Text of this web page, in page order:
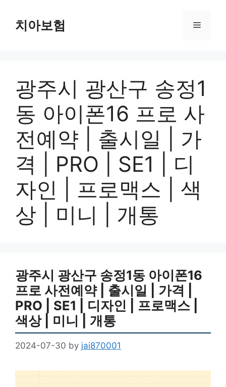
content치아보험 Menu
광주시 광산구 송정1
동 아이폰16 프로 사
전예약 | 출시일 | 가
격 | PRO | SE1 | 디
자인 | 프로맥스 | 색
상 | 미니 | 개통
광주시 광산구 송정1동 아이폰16
프로 사전예약 | 출시일 | 가격 |
PRO | SE1 | 디자인 | 프로맥스 |
색상 | 미니 | 개통
2024-07-30 by jai870001